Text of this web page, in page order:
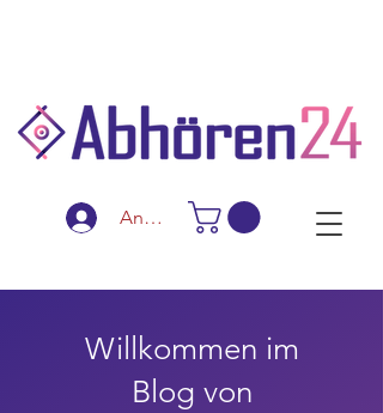
Anmelden
Willkommen im
Blog von